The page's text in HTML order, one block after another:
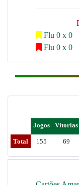
Flu 0 x 0
Flu 0 x 0
Jogos Vitorias
Total 155 69